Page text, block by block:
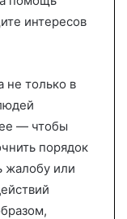
интересов
не только в
— чтобы
порядок
жалобу или